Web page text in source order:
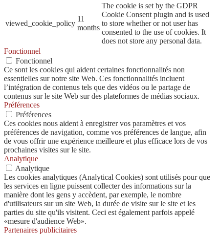
viewed_cookie_policy
11
months
The cookie is set by the GDPR
Cookie Consent plugin and is used
to store whether or not user has
consented to the use of cookies. It
does not store any personal data.
Fonctionnel
Fonctionnel
Ce sont les cookies qui aident certaines fonctionnalités non
essentielles sur notre site Web. Ces fonctionnalités incluent
l’intégration de contenus tels que des vidéos ou le partage de
contenus sur le site Web sur des plateformes de médias sociaux.
Préférences
Préférences
Ces cookies nous aident à enregistrer vos paramètres et vos
préférences de navigation, comme vos préférences de langue, afin
de vous offrir une expérience meilleure et plus efficace lors de vos
prochaines visites sur le site.
Analytique
Analytique
Les cookies analytiques (Analytical Cookies) sont utilisés pour que
les services en ligne puissent collecter des informations sur la
manière dont les gens y accèdent, par exemple, le nombre
d'utilisateurs sur un site Web, la durée de visite sur le site et les
parties du site qu'ils visitent. Ceci est également parfois appelé
«mesure d'audience Web».
Partenaires publicitaires